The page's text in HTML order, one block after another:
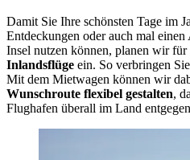
Damit Sie Ihre schönsten Tage im
Entdeckungen oder auch mal
Insel nutzen können, planen wir
Inlandsflüge ein. So verbringen
Mit dem Mietwagen können wir
Wunschroute flexibel gestalten,
Flughafen überall im Land